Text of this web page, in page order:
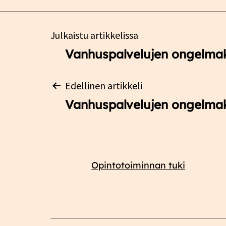
Artikkelien
selaus
Julkaistu artikkelissa
Vanhuspalvelujen
Artikkelien
selaus
Edellinen artikkeli
Vanhuspalvelujen
Opintotoiminnan tuki